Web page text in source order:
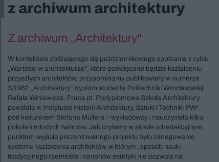
z archiwum architektury
Z archiwum „Architektury"
W kontekście zbliżającego się październikowego spotkania z cyklu
„Wartości w architekturze”, które poświęcone będzie kształceniu
przyszłych architektów, przypominamy publikowany w numerze
3/1982 „Architektury” dyplom studenta Politechniki Wrocławskiej
Rafała Winiewicza. Praca pt. Podyplomowa Szkoła Architektury
powstała w Instytucie Historii Architektury, Sztuki i Techniki PWr
pod kierunkiem Stefana Müllera – wykładowcy i nauczyciela kilku
pokoleń młodych twórców. Jak czytamy w słowie odredakcyjnym,
punktem wyjścia prezentowanego projektu było zanegowanie
systemu kształcenia architektów, w którym „sposób nauki
tradycyjnego rzemiosła i kanonów estetyki nie pozwala na